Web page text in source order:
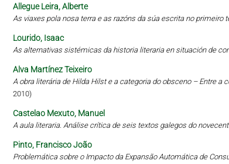
Allegue Leira, Alberte
As viaxes pola nosa terra e as razóns da súa escrita no primeiro
Lourido, Isaac
As alternativas sistémicas da historia literaria en situación de
Alva Martínez Teixeiro
A obra literária de Hilda Hilst e a categoria do obsceno – Entre
2010)
Castelao Mexuto, Manuel
A aula literaria. Análise crítica de seis textos galegos do
Pinto, Francisco João
Problemática sobre o Impacto da Expansão Automática de